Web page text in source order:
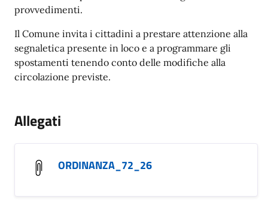
provvedimenti.
Il Comune invita i cittadini a prestare attenzione alla
segnaletica presente in loco e a programmare gli
spostamenti tenendo conto delle modifiche alla
circolazione previste.
Allegati
ORDINANZA_72_26